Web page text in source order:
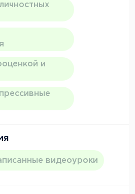
рекомендую тем, кто
образование в
поведенческой терапии.
и
видеоуроки